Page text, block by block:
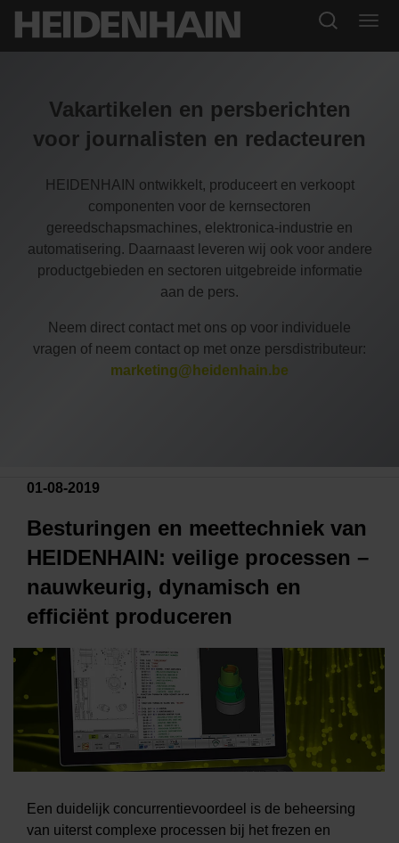
Vakartikelen en persberichten
voor journalisten en redacteuren
HEIDENHAIN ontwikkelt, produceert en verkoopt
componenten voor de kernsectoren
gereedschapsmachines, elektronica-industrie en
automatisering. Daarnaast leveren wij ook voor andere
productgebieden en sectoren uitgebreide informatie
aan de pers.
Neem direct contact met ons op voor individuele
vragen of neem contact op met onze persdistributeur:
marketing@heidenhain.be
01-08-2019
Besturingen en meettechniek van
HEIDENHAIN: veilige processen –
nauwkeurig, dynamisch en
efficiënt produceren
Een duidelijk concurrentievoordeel is de beheersing
van uiterst complexe processen bij het frezen en